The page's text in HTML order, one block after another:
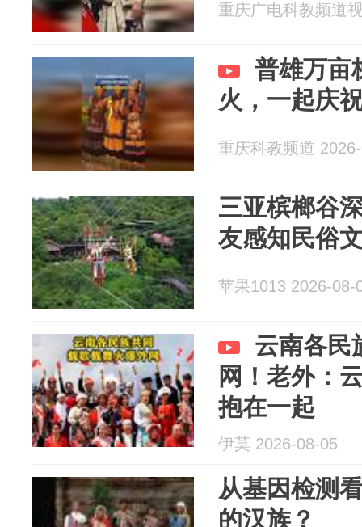
重庆广电科教频道
普雄万亩
火，一起庆
重庆科教频道
三亚槟榔谷
友感知民俗
苹果1013 2026-08-
云南各民
网！老外：
抱在一起
伊莫 2026-08-05
从基因检测
的汉族？